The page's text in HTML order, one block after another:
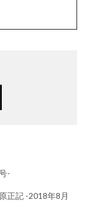
-
正記 -2018年8月